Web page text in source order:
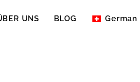
UNS BLOG German